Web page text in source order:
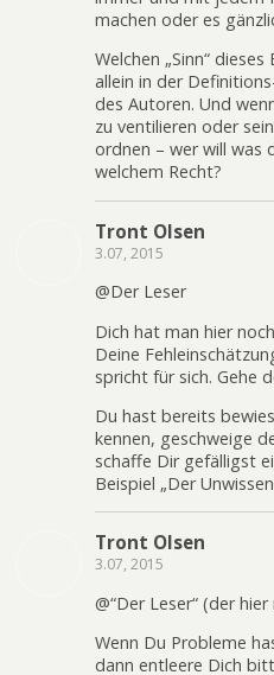
machen oder es
Welchen „Sinn“
allein in der
des Autoren. Und
zu ventilieren oder
ordnen – wer will was
welchem Recht?
Tront Olsen
3.07, 2015
@Der Leser
Dich hat man hier
Deine
spricht für sich. Gehe
Du hast bereits
kennen, geschweige
schaffe Dir gefälligst
Beispiel „Der
Tront Olsen
3.07, 2015
@“Der Leser“ (der
Wenn Du Probleme
dann entleere Dich